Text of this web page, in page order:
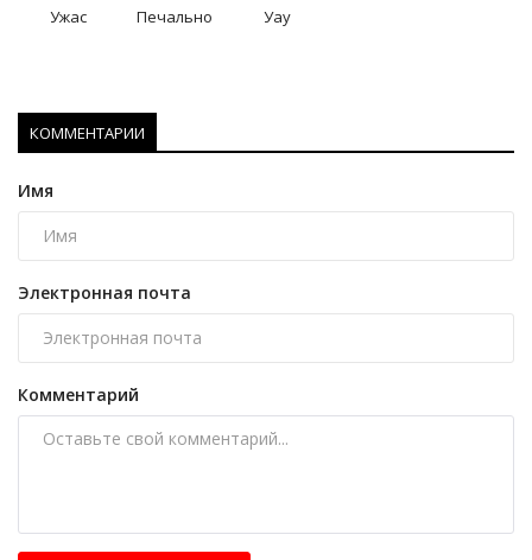
Ужас Печально Уау
КОММЕНТАРИИ
Имя
Электронная почта
Комментарий